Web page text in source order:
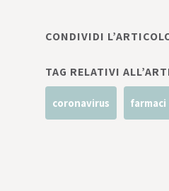
CONDIVIDI
TAG RELATIVI
coronavirus farmaci